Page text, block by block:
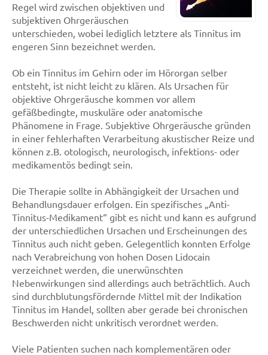
Regel wird zwischen objektiven und
subjektiven Ohrgeräuschen
unterschieden, wobei lediglich letztere als Tinnitus im
engeren Sinn bezeichnet werden.
Ob ein Tinnitus im Gehirn oder im Hörorgan selber
entsteht, ist nicht leicht zu klären. Als Ursachen für
objektive Ohrgeräusche kommen vor allem
gefäßbedingte, muskuläre oder anatomische
Phänomene in Frage. Subjektive Ohrgeräusche gründen
in einer fehlerhaften Verarbeitung akustischer Reize und
können z.B. otologisch, neurologisch, infektions- oder
medikamentös bedingt sein.
Die Therapie sollte in Abhängigkeit der Ursachen und
Behandlungsdauer erfolgen. Ein spezifisches „Anti-
Tinnitus-Medikament“ gibt es nicht und kann es aufgrund
der unterschiedlichen Ursachen und Erscheinungen des
Tinnitus auch nicht geben. Gelegentlich konnten Erfolge
nach Verabreichung von hohen Dosen Lidocain
verzeichnet werden, die unerwünschten
Nebenwirkungen sind allerdings auch beträchtlich. Auch
sind durchblutungsfördernde Mittel mit der Indikation
Tinnitus im Handel, sollten aber gerade bei chronischen
Beschwerden nicht unkritisch verordnet werden.
Viele Patienten suchen nach komplementären oder